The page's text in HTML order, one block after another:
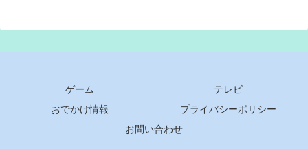
ゲーム
テレビ
おでかけ情報
プライバシーポリシー
お問い合わせ